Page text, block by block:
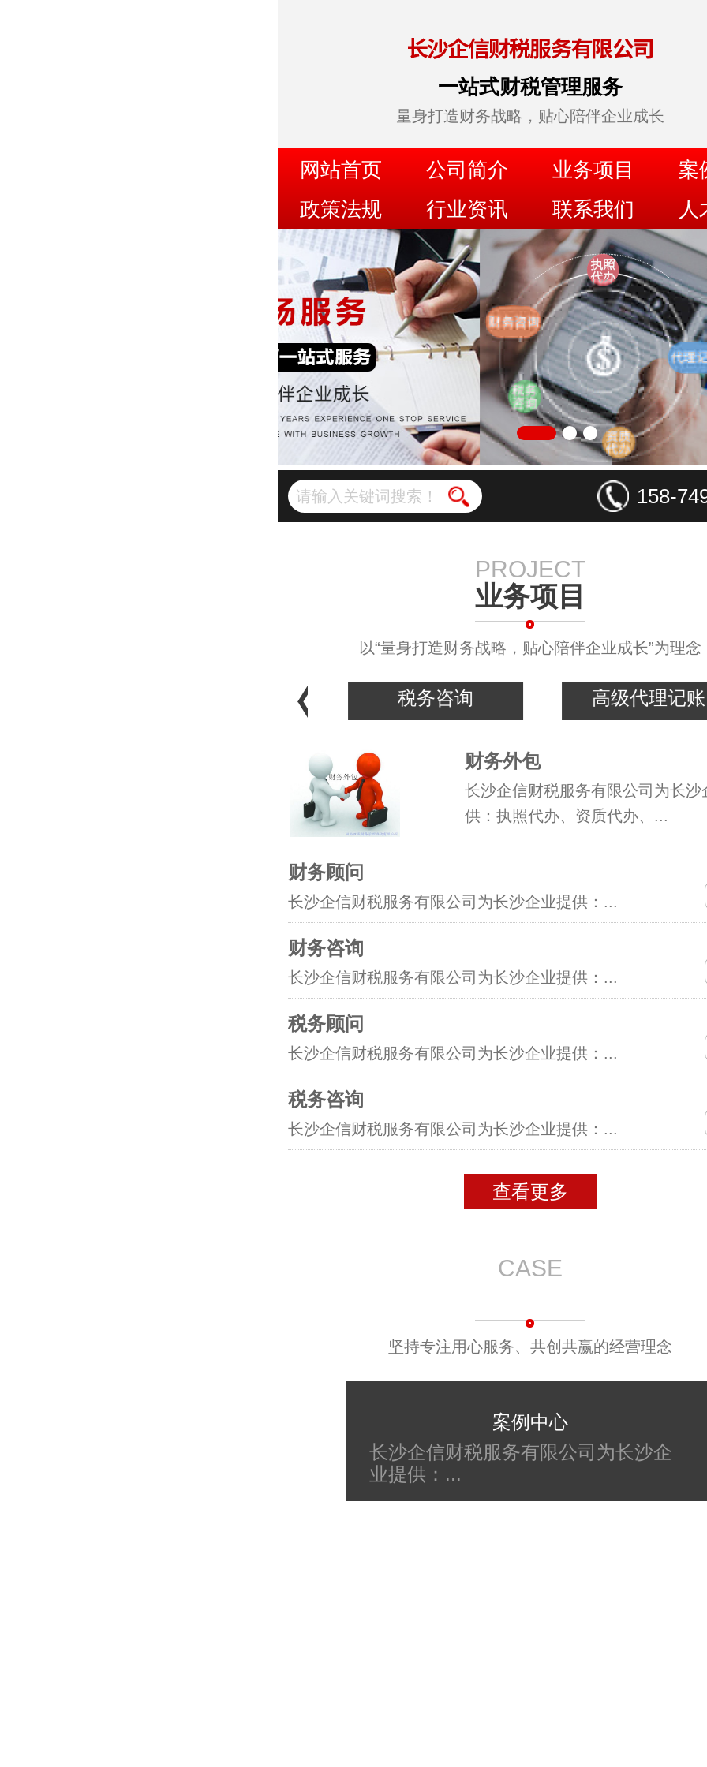
一站式财税管理服务
量身打造财务战略，贴心陪伴企业成长
网站首页 公司简介 业务项目
案
政策法规
行业资讯 联系我们 人
158-
PROJECT
业务项目
以“量身打造财务战略，贴心陪伴企业成长”为理念
税务咨询 高级代理记账
财务外包
长沙企信财税服务有限公司为长沙
供：执照代办、资质代办、...
财务顾问
长沙企信财税服务有限公司为长沙企业提供：...
财务咨询
长沙企信财税服务有限公司为长沙企业提供：...
税务顾问
长沙企信财税服务有限公司为长沙企业提供：...
税务咨询
长沙企信财税服务有限公司为长沙企业提供：...
查看更多
CASE
坚持专注用心服务、共创共赢的经营理念
案例中心
长沙企信财税服务有限公司为长沙企
业提供：...